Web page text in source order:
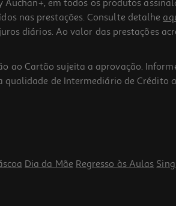
em todos os produtos
nas prestações. Consulte detalhe
diários. Ao valor das prestações
ao Cartão sujeita a aprovação.
de Intermediário de
Dia da Mãe Regresso às Aulas